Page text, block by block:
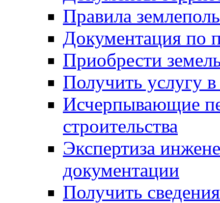
Правила
Документация по
Приобрести
Получить услугу в
Исчерпывающие
строительства
Экспертиза
документации
Получить